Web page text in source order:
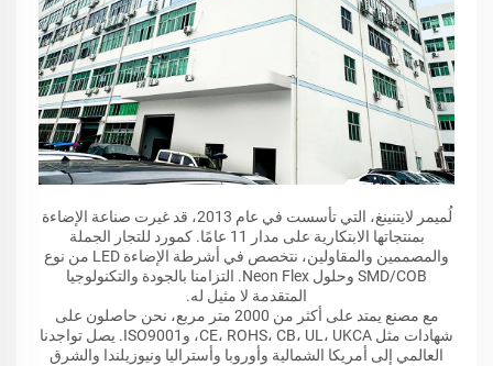
لُميمر لايتنينغ، التي تأسست في عام 2013، قد غيرت صناعة الإضاءة
بمنتجاتها الابتكارية على مدار 11 عامًا. كمورد للتجار الجملة
والمصممين والمقاولين، نتخصص في أشرطة الإضاءة LED من نوع
SMD/COB وحلول Neon Flex. التزامنا بالجودة والتكنولوجيا
المتقدمة لا مثيل له.
مع مصنع يمتد على أكثر من 2000 متر مربع، نحن حاصلون على
شهادات مثل CE، ROHS، CB، UL، UKCA، وISO9001. يصل تواجدنا
العالمي إلى أمريكا الشمالية وأوروبا وأستراليا ونيوزيلندا والشرق